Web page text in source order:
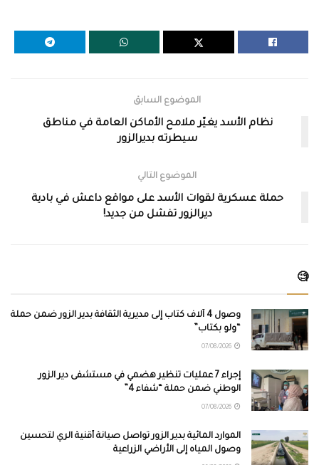
الموضوع السابق
نظام الأسد يغيّر ملامح الأماكن العامة في مناطق
سيطرته بديرالزور
الموضوع التالي
حملة عسكرية لقوات الأسد على مواقع داعش في بادية
ديرالزور تفشل من جديد!
🧐
وصول 4 آلاف كتاب إلى مديرية الثقافة بدير الزور ضمن حملة
“ولو بكتاب”
إجراء 7 عمليات تنظير هضمي في مستشفى دير الزور
الوطني ضمن حملة “شفاء 4”
الموارد المائية بدير الزور تواصل صيانة أقنية الري لتحسين
وصول المياه إلى الأراضي الزراعية